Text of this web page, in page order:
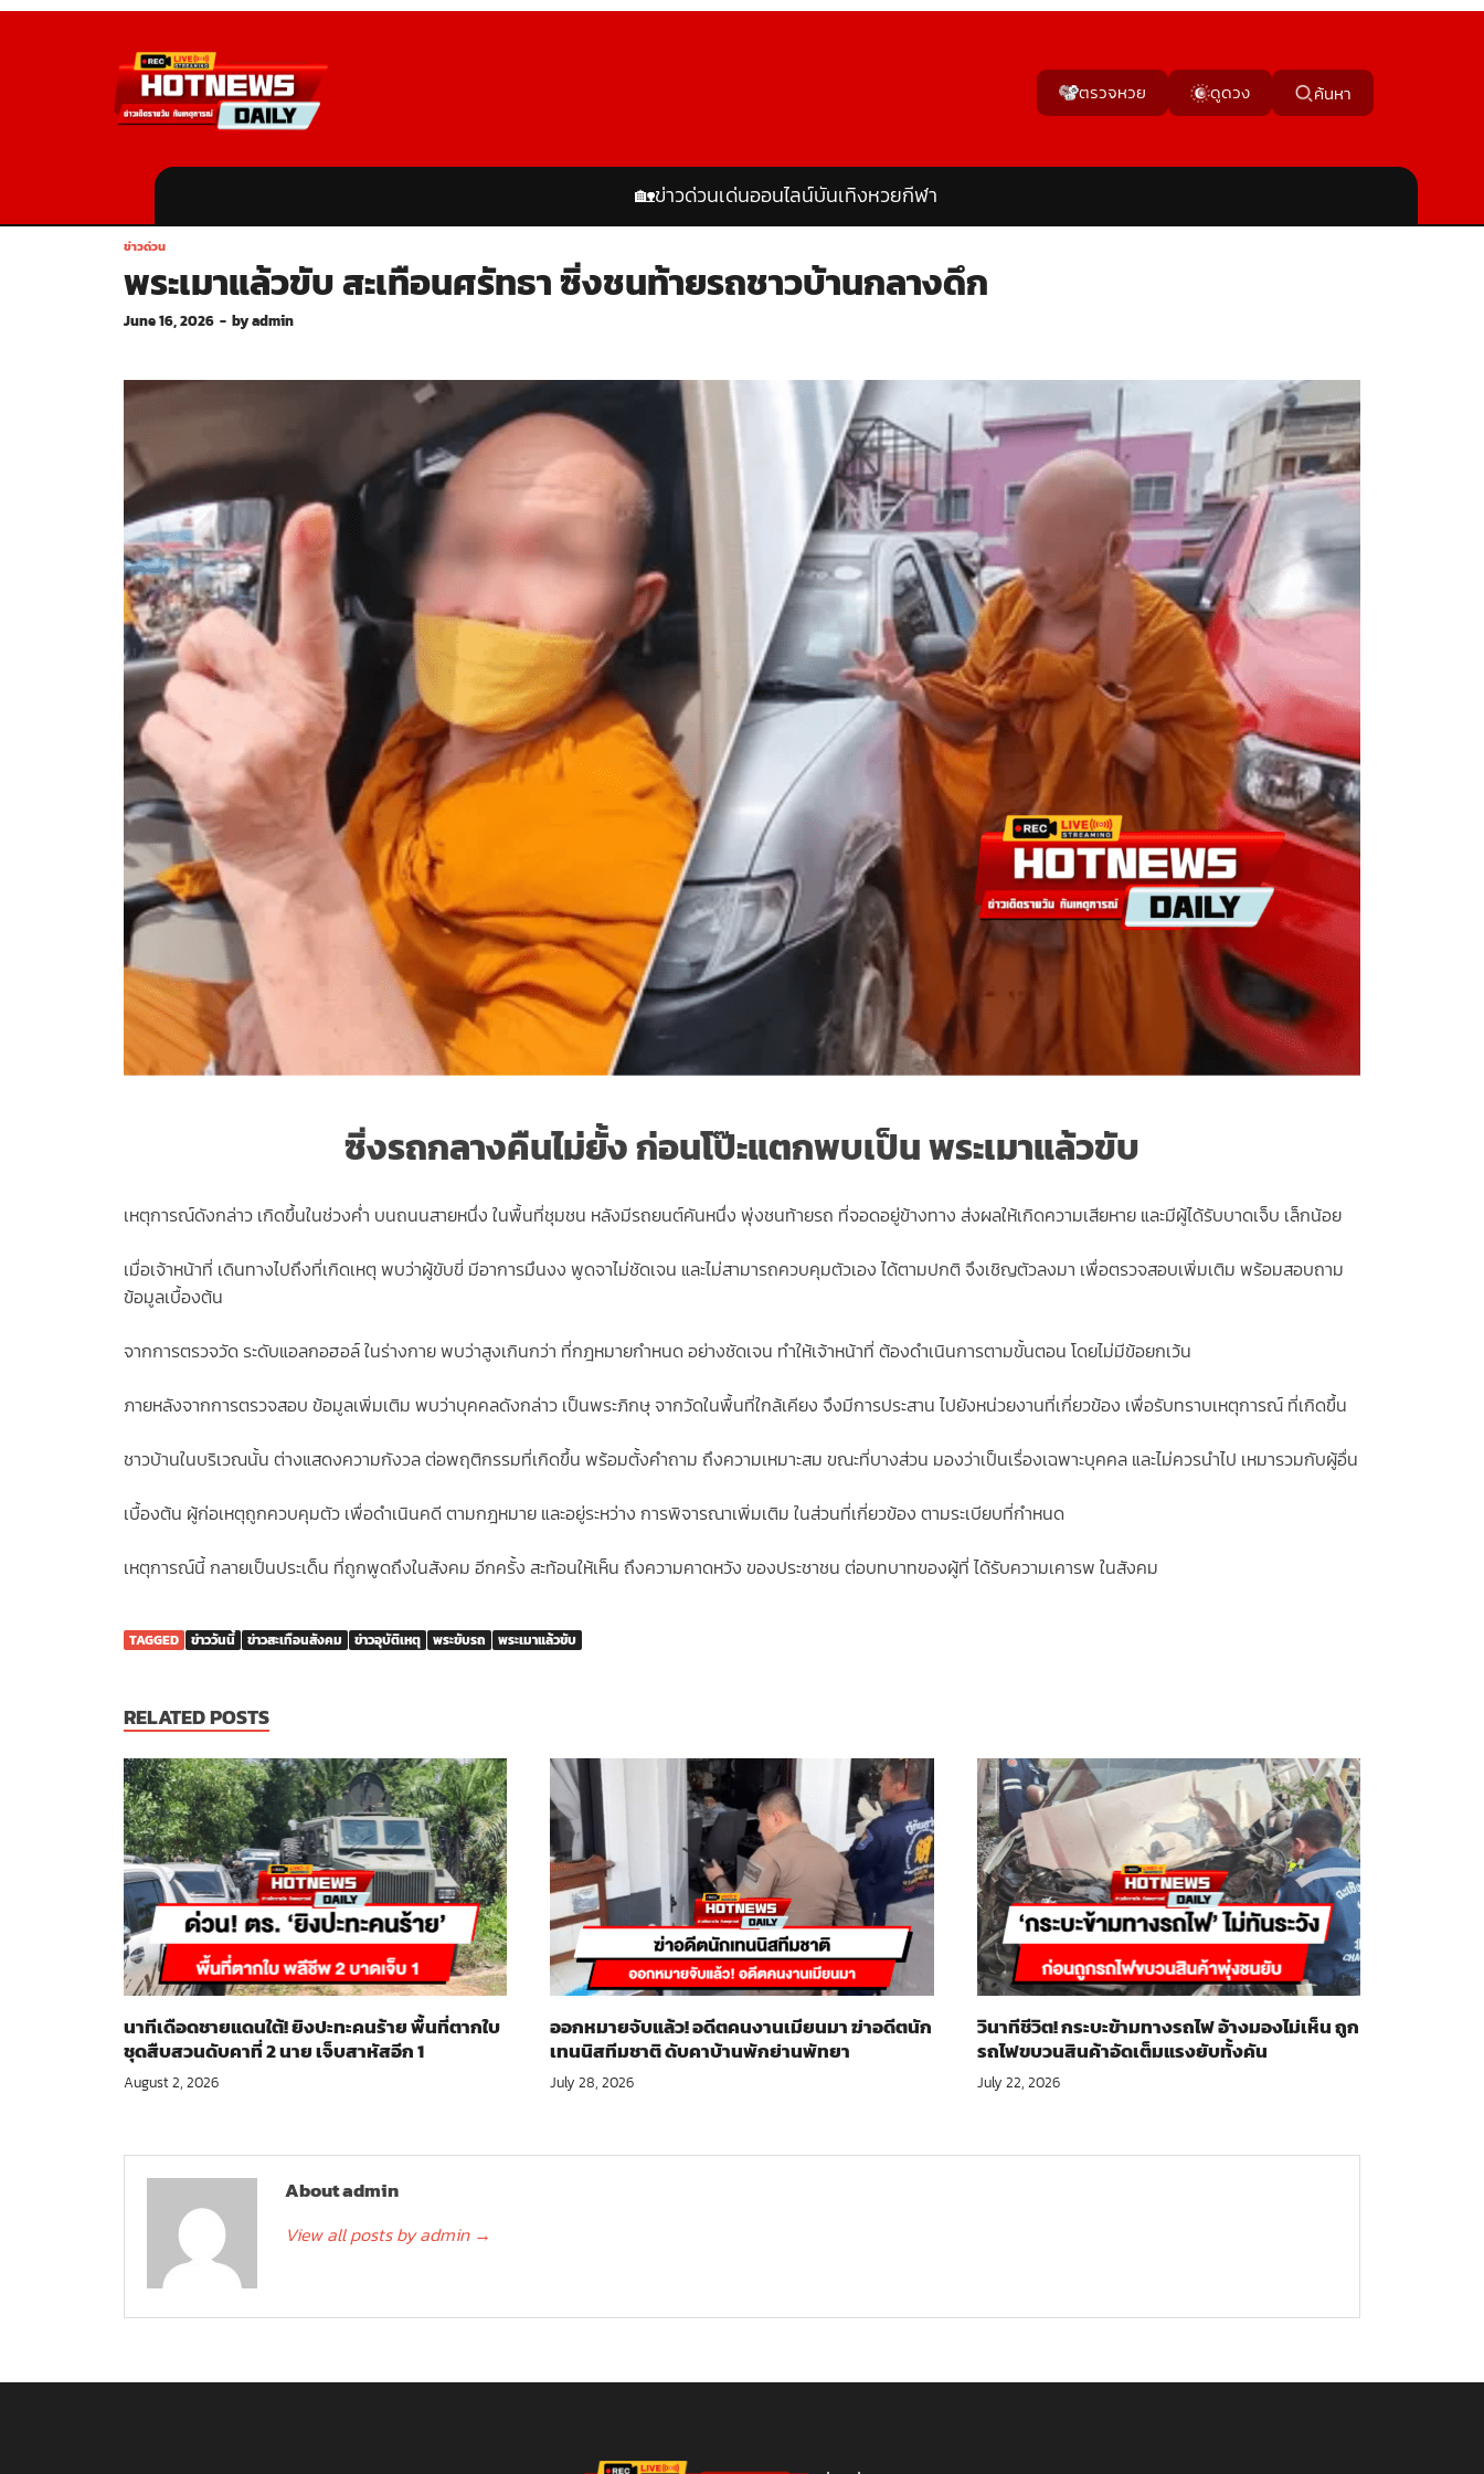
ตรวจหวย ดูดวง ค้นหา
🏡ข่าวด่วนเด่นออนไลน์บันเทิงหวยกีฬา
ข่าวด่วน
พระเมาแล้วขับ สะเทือนศรัทธา ซิ่งชนท้ายรถชาวบ้านกลางดึก
June 16, 2026 - byadmin
ซิ่งรถกลางคืนไม่ยั้ง ก่อนโป๊ะแตกพบเป็น พระเมาแล้วขับ
เหตุการณ์ดังกล่าว เกิดขึ้นในช่วงค่ำ บนถนนสายหนึ่ง ในพื้นที่ชุมชน หลังมีรถยนต์คันหนึ่ง พุ่งชนท้ายรถ ที่จอดอยู่ข้างทาง ส่งผลให้เกิดความเสียหาย และมีผู้ได้รับบาดเจ็บ เล็กน้อย
เมื่อเจ้าหน้าที่ เดินทางไปถึงที่เกิดเหตุ พบว่าผู้ขับขี่ มีอาการมึนงง พูดจาไม่ชัดเจน และไม่สามารถควบคุมตัวเอง ได้ตามปกติ จึงเชิญตัวลงมา เพื่อตรวจสอบเพิ่มเติม พร้อมสอบถาม
ข้อมูลเบื้องต้น
จากการตรวจวัด ระดับแอลกอฮอล์ ในร่างกาย พบว่าสูงเกินกว่า ที่กฎหมายกำหนด อย่างชัดเจน ทำให้เจ้าหน้าที่ ต้องดำเนินการตามขั้นตอน โดยไม่มีข้อยกเว้น
ภายหลังจากการตรวจสอบ ข้อมูลเพิ่มเติม พบว่าบุคคลดังกล่าว เป็นพระภิกษุ จากวัดในพื้นที่ใกล้เคียง จึงมีการประสาน ไปยังหน่วยงานที่เกี่ยวข้อง เพื่อรับทราบเหตุการณ์ ที่เกิดขึ้น
ชาวบ้านในบริเวณนั้น ต่างแสดงความกังวล ต่อพฤติกรรมที่เกิดขึ้น พร้อมตั้งคำถาม ถึงความเหมาะสม ขณะที่บางส่วน มองว่าเป็นเรื่องเฉพาะบุคคล และไม่ควรนำไป เหมารวมกับผู้อื่น
เบื้องต้น ผู้ก่อเหตุถูกควบคุมตัว เพื่อดำเนินคดี ตามกฎหมาย และอยู่ระหว่าง การพิจารณาเพิ่มเติม ในส่วนที่เกี่ยวข้อง ตามระเบียบที่กำหนด
เหตุการณ์นี้ กลายเป็นประเด็น ที่ถูกพูดถึงในสังคม อีกครั้ง สะท้อนให้เห็น ถึงความคาดหวัง ของประชาชน ต่อบทบาทของผู้ที่ ได้รับความเคารพ ในสังคม
TAGGED ข่าววันนี้ ข่าวสะเทือนสังคม ข่าวอุบัติเหตุ พระขับรถ พระเมาแล้วขับ
RELATED POSTS
นาทีเดือดชายแดนใต้! ยิงปะทะคนร้าย พื้นที่ตากใบ
ชุดสืบสวนดับคาที่ 2 นาย เจ็บสาหัสอีก 1
August 2, 2026
ออกหมายจับแล้ว! อดีตคนงานเมียนมา ฆ่าอดีตนัก
เทนนิสทีมชาติ ดับคาบ้านพักย่านพัทยา
July 28, 2026
วินาทีชีวิต! กระบะข้ามทางรถไฟ อ้างมองไม่เห็น ถูก
รถไฟขบวนสินค้าอัดเต็มแรงยับทั้งคัน
July 22, 2026
About admin
View all posts by admin →